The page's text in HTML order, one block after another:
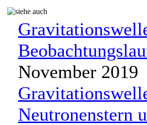
November 2019
Neutronenstern